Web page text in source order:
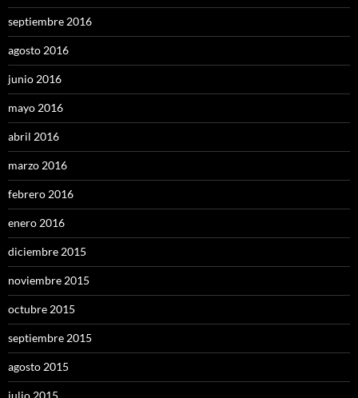
septiembre 2016
agosto 2016
junio 2016
mayo 2016
abril 2016
marzo 2016
febrero 2016
enero 2016
diciembre 2015
noviembre 2015
octubre 2015
septiembre 2015
agosto 2015
julio 2015